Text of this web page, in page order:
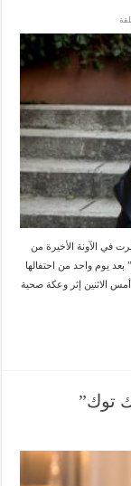
عمر ناهز 35 عاما، التي اشتهرت في الآونة الأخيرة من
يوم واحد من احتفالها
أمس الاثنين إثر وعكة صحية
توك”